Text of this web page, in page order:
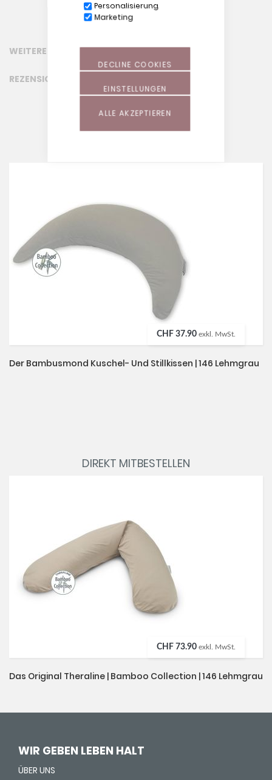
Personalisierung
Marketing
ALLE AKZEPTIEREN
EINSTELLUNGEN
DECLINE COOKIES
WEITERE INFORMATIONEN
REZENSIONEN
CHF 37.90 exkl. MwSt.
Der Bambusmond Kuschel- Und Stillkissen | 146 Lehmgrau
DIREKT MITBESTELLEN
CHF 73.90 exkl. MwSt.
Das Original Theraline | Bamboo Collection | 146 Lehmgrau
WIR GEBEN LEBEN HALT
ÜBER UNS